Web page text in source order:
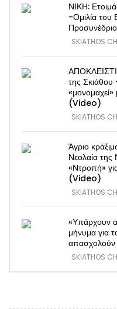
ΝΙΚΗ:
-Ομιλία του
SKIATHOS
της
(Video)
SKIATHOS
Άγριο
Νεολαία
«Ντροπή»
(Video)
SKIATHOS
«Υπάρχουν
μήνυμα για
απασχολούν
SKIATHOS